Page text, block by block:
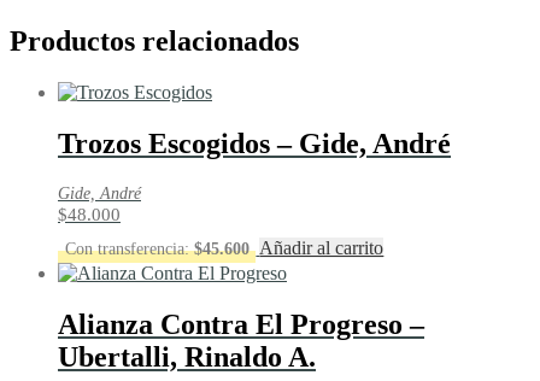
Productos relacionados
Trozos Escogidos – Gide, André
Gide, André
$48.000
Con transferencia:$45.600 Añadir al carrito
Alianza Contra El Progreso –
Ubertalli, Rinaldo A.